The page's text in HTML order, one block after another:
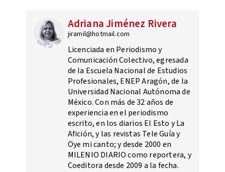
Adriana Jiménez Rivera
jiramil@hotmail.com
Licenciada en Periodismo y
Comunicación Colectivo, egresada
de la Escuela Nacional de Estudios
Profesionales, ENEP Aragón, de la
Universidad Nacional Autónoma de
México. Con más de 32 años de
experiencia en el periodismo
escrito, en los diarios El Esto y La
Afición, y las revistas Tele Guía y
Oye mi canto; y desde 2000 en
MILENIO DIARIO como reportera, y
Coeditora desde 2009 a la fecha.